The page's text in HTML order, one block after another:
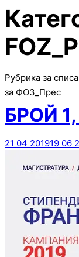
Рубрика за
за ФОЗ_Прес
БРОЙ
21 04 201919 06